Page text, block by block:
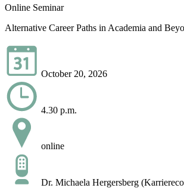
Online Seminar
Alternative Career Paths in Academia and
October 20, 2026
4.30 p.m.
online
Dr. Michaela Hergersberg